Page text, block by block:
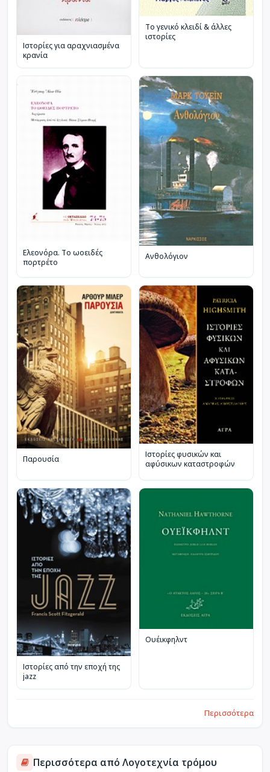
Ιστορίες για αραχνιασμένα
κρανία
Το γενικό κλειδί & άλλες
ιστορίες
Ελεονόρα. Το ωοειδές
πορτρέτο
Ανθολόγιον
Παρουσία
Ιστορίες φυσικών και
αφύσικων καταστροφών
Ιστορίες από την εποχή της
jazz
Ουέικφηλντ
Περισσότερα
Περισσότερα από Λογοτεχνία τρόμου